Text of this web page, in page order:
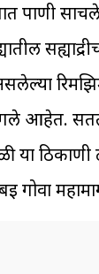
साचले
आहेत.
या ठिकाणी
गोवा